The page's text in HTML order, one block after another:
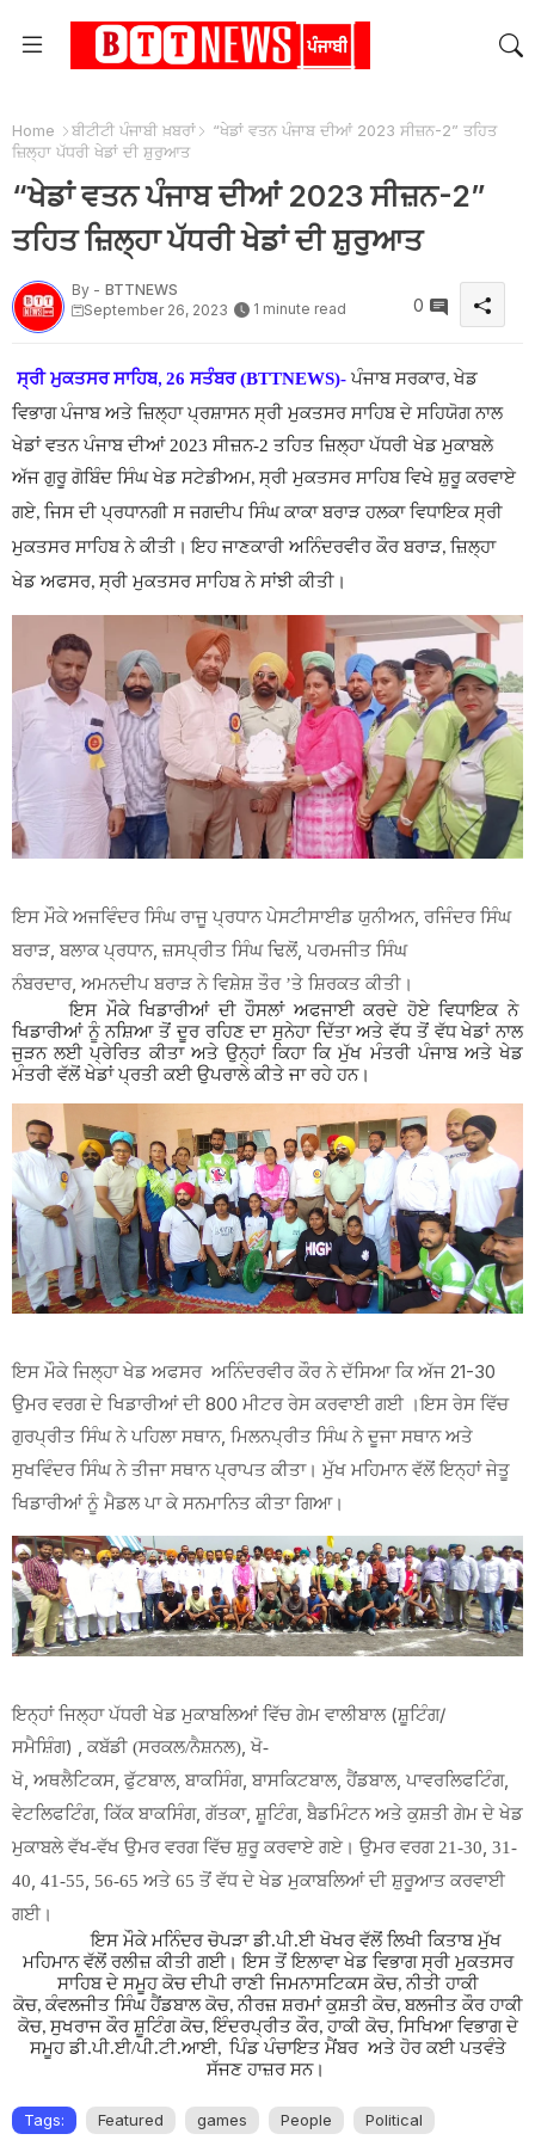
Home ਬੀਟੀਟੀ ਪੰਜਾਬੀ ਖ਼ਬਰਾਂ
“ਖੇਡਾਂ ਵਤਨ ਪੰਜਾਬ ਦੀਆਂ 2023 ਸੀਜ਼ਨ-2” ਤਹਿਤ
ਜ਼ਿਲ੍ਹਾ ਪੱਧਰੀ ਖੇਡਾਂ ਦੀ ਸ਼ੁਰੁਆਤ
“ਖੇਡਾਂ ਵਤਨ ਪੰਜਾਬ ਦੀਆਂ 2023 ਸੀਜ਼ਨ-2”
ਤਹਿਤ ਜ਼ਿਲ੍ਹਾ ਪੱਧਰੀ ਖੇਡਾਂ ਦੀ ਸ਼ੁਰੁਆਤ
By - BTTNEWS
September 26, 2023
1 minute read 0
ਸ੍ਰੀ ਮੁਕਤਸਰ ਸਾਹਿਬ, 26 ਸਤੰਬਰ (BTTNEWS)- ਪੰਜਾਬ ਸਰਕਾਰ, ਖੇਡ
ਵਿਭਾਗ ਪੰਜਾਬ ਅਤੇ ਜ਼ਿਲ੍ਹਾ ਪ੍ਰਸ਼ਾਸਨ ਸ੍ਰੀ ਮੁਕਤਸਰ ਸਾਹਿਬ ਦੇ ਸਹਿਯੋਗ ਨਾਲ
ਖੇਡਾਂ ਵਤਨ ਪੰਜਾਬ ਦੀਆਂ 2023 ਸੀਜ਼ਨ-2 ਤਹਿਤ ਜ਼ਿਲ੍ਹਾ ਪੱਧਰੀ ਖੇਡ ਮੁਕਾਬਲੇ
ਅੱਜ ਗੁਰੂ ਗੋਬਿੰਦ ਸਿੰਘ ਖੇਡ ਸਟੇਡੀਅਮ, ਸ੍ਰੀ ਮੁਕਤਸਰ ਸਾਹਿਬ ਵਿਖੇ ਸ਼ੁਰੂ ਕਰਵਾਏ
ਗਏ, ਜਿਸ ਦੀ ਪ੍ਰਧਾਨਗੀ ਸ ਜਗਦੀਪ ਸਿੰਘ ਕਾਕਾ ਬਰਾੜ ਹਲਕਾ ਵਿਧਾਇਕ ਸ੍ਰੀ
ਮੁਕਤਸਰ ਸਾਹਿਬ ਨੇ ਕੀਤੀ। ਇਹਜਾਣਕਾਰੀ ਅਨਿੰਦਰਵੀਰ ਕੌਰ ਬਰਾੜ, ਜ਼ਿਲ੍ਹਾ
ਖੇਡ ਅਫਸਰ, ਸ੍ਰੀ ਮੁਕਤਸਰ ਸਾਹਿਬ ਨੇ ਸਾਂਝੀ ਕੀਤੀ।
ਇਸ ਮੌਕੇ ਅਜਵਿੰਦਰ ਸਿੰਘ ਰਾਜੂ ਪ੍ਰਧਾਨ ਪੇਸਟੀਸਾਈਡ ਯੁਨੀਅਨ, ਰਜਿੰਦਰ ਸਿੰਘ
ਬਰਾੜ, ਬਲਾਕ ਪ੍ਰਧਾਨ, ਜ਼ਸਪ੍ਰੀਤ ਸਿੰਘ ਢਿਲੋਂ, ਪਰਮਜੀਤ ਸਿੰਘ
ਨੰਬਰਦਾਰ, ਅਮਨਦੀਪ ਬਰਾੜ ਨੇ ਵਿਸ਼ੇਸ਼ ਤੌਰ ’ਤੇ ਸ਼ਿਰਕਤ ਕੀਤੀ।
ਇਸ ਮੌਕੇ ਖਿਡਾਰੀਆਂ ਦੀ ਹੌਸਲਾਂ ਅਫਜਾਈ ਕਰਦੇ ਹੋਏ ਵਿਧਾਇਕ ਨੇ
ਖਿਡਾਰੀਆਂ ਨੂੰ ਨਸ਼ਿਆ ਤੋਂ ਦੂਰ ਰਹਿਣ ਦਾ ਸੁਨੇਹਾ ਦਿੱਤਾ ਅਤੇ ਵੱਧ ਤੋਂ ਵੱਧ ਖੇਡਾਂ ਨਾਲ
ਜੁੜਨ ਲਈ ਪ੍ਰੇਰਿਤ ਕੀਤਾ ਅਤੇ ਉਨ੍ਹਾਂ ਕਿਹਾ ਕਿ ਮੁੱਖ ਮੰਤਰੀ ਪੰਜਾਬ ਅਤੇ ਖੇਡ
ਮੰਤਰੀ ਵੱਲੋਂ ਖੇਡਾਂ ਪ੍ਰਤੀ ਕਈ ਉਪਰਾਲੇ ਕੀਤੇ ਜਾ ਰਹੇ ਹਨ।
ਇਸ ਮੌਕੇ ਜਿਲ੍ਹਾ ਖੇਡ ਅਫਸਰ ਅਨਿੰਦਰਵੀਰ ਕੌਰ ਨੇ ਦੱਸਿਆ ਕਿ ਅੱਜ 21-30
ਉਮਰ ਵਰਗ ਦੇ ਖਿਡਾਰੀਆਂ ਦੀ 800 ਮੀਟਰ ਰੇਸ ਕਰਵਾਈ ਗਈ ।ਇਸ ਰੇਸ ਵਿੱਚ
ਗੁਰਪ੍ਰੀਤ ਸਿੰਘ ਨੇ ਪਹਿਲਾ ਸਥਾਨ, ਮਿਲਨਪ੍ਰੀਤ ਸਿੰਘ ਨੇ ਦੂਜਾ ਸਥਾਨ ਅਤੇ
ਸੁਖਵਿੰਦਰ ਸਿੰਘ ਨੇ ਤੀਜਾ ਸਥਾਨ ਪ੍ਰਾਪਤ ਕੀਤਾ। ਮੁੱਖ ਮਹਿਮਾਨ ਵੱਲੋਂ ਇਨ੍ਹਾਂ ਜੇਤੂ
ਖਿਡਾਰੀਆਂ ਨੂੰ ਮੈਡਲ ਪਾ ਕੇ ਸਨਮਾਨਿਤ ਕੀਤਾ ਗਿਆ।
ਇਨ੍ਹਾਂ ਜਿਲ੍ਹਾ ਪੱਧਰੀ ਖੇਡ ਮੁਕਾਬਲਿਆਂ ਵਿੱਚ ਗੇਮ ਵਾਲੀਬਾਲ (ਸ਼ੂਟਿੰਗ/
ਸਮੈਸ਼ਿੰਗ) , ਕਬੱਡੀ (ਸਰਕਲ/ਨੈਸ਼ਨਲ) ਖੋ-
ਖੋ ਅਥਲੈਟਿਕਸ, ਫੁੱਟਬਾਲ, ਬਾਕਸਿੰਗ, ਬਾਸਕਿਟਬਾਲ, ਹੈਂਡਬਾਲ, ਪਾਵਰਲਿਫਟਿੰਗ,
ਵੇਟਲਿਫਟਿੰਗ, ਕਿੱਕ ਬਾਕਸਿੰਗ, ਗੱਤਕਾ, ਸ਼ੂਟਿੰਗ, ਬੈਡਮਿੰਟਨ ਅਤੇ ਕੁਸ਼ਤੀ ਗੇਮ ਦੇ ਖੇਡ
ਮੁਕਾਬਲੇ ਵੱਖ-ਵੱਖ ਉਮਰ ਵਰਗ ਵਿੱਚ ਸ਼ੁਰੂ ਕਰਵਾਏ ਗਏ। ਉਮਰ ਵਰਗ 21-30 31-
40 41-55
56-65 ਅਤੇ 65 ਤੋਂ ਵੱਧ ਦੇ ਖੇਡ ਮੁਕਾਬਲਿਆਂ ਦੀ ਸ਼ੁਰੂਆਤ ਕਰਵਾਈ
ਗਈ।
ਇਸ ਮੌਕੇ ਮਨਿੰਦਰ ਚੋਪੜਾ ਡੀ.ਪੀ.ਈ ਖੋਖਰ ਵੱਲੋਂ ਲਿਖੀ ਕਿਤਾਬ ਮੁੱਖ
ਮਹਿਮਾਨ ਵੱਲੋਂ ਰਲੀਜ਼ ਕੀਤੀ ਗਈ। ਇਸ ਤੋਂ ਇਲਾਵਾ ਖੇਡ ਵਿਭਾਗ ਸ੍ਰੀ ਮੁਕਤਸਰ
ਸਾਹਿਬ ਦੇ ਸਮੂਹ ਕੋਚ ਦੀਪੀ ਰਾਣੀ ਜਿਮਨਾਸਟਿਕਸ ਕੋਚ,ਨੀਤੀ ਹਾਕੀ
ਕੋਚ, ਕੰਵਲਜੀਤ ਸਿੰਘ ਹੈਂਡਬਾਲ ਕੋਚ,ਨੀਰਜ਼ ਸ਼ਰਮਾਂ ਕੁਸ਼ਤੀ ਕੋਚ, ਬਲਜੀਤ ਕੌਰ ਹਾਕੀ
ਕੋਚ, ਸੁਖਰਾਜ ਕੌਰ ਸ਼ੂਟਿੰਗ ਕੋਚ,ਇੰਦਰਪ੍ਰੀਤ ਕੌਰ, ਹਾਕੀ ਕੋਚ, ਸਿਖਿਆ ਵਿਭਾਗ ਦੇ
ਸਮੂਹ ਡੀ.ਪੀ.ਈ/ਪੀ.ਟੀ.ਆਈ, ਪਿੰਡ ਪੰਚਾਇਤ ਮੈਂਬਰ ਅਤੇ ਹੋਰ ਕਈ ਪਤਵੰਤੇ
ਸੱਜਣ ਹਾਜ਼ਰ ਸਨ।
Tags: Featured games People Political